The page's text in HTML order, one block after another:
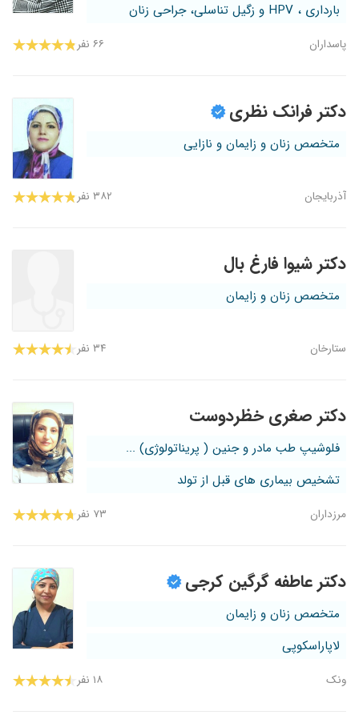
بارداری ، HPV و زگیل تناسلی، جراحی زنان
پاسداران ۶۶ نفر
دکتر فرانک نظری
متخصص زنان و زایمان و نازایی
آذربایجان ۳۸۲ نفر
دکتر شیوا فارغ بال
متخصص زنان و زایمان
ستارخان ۳۴ نفر
دکتر صغری خظردوست
فلوشیپ طب مادر و جنین ( پریناتولوژی) ...
تشخیص بیماری های قبل از تولد
مرزداران ۷۳ نفر
دکتر عاطفه گرگین کرجی
متخصص زنان و زایمان
لاپاراسکوپی
ونک ۱۸ نفر